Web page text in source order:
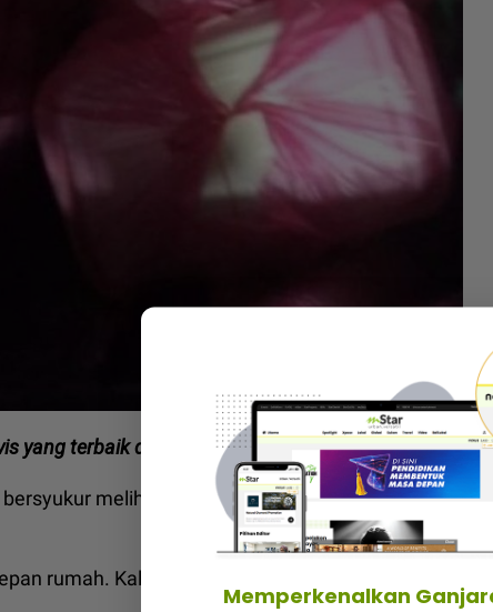
yang terbaik daripada penghantar makanan. -
melihat pelanggan berkenaan sudah bersiap
rumah. Kalau tak, susah saya nak cari.
Memperkenalkan